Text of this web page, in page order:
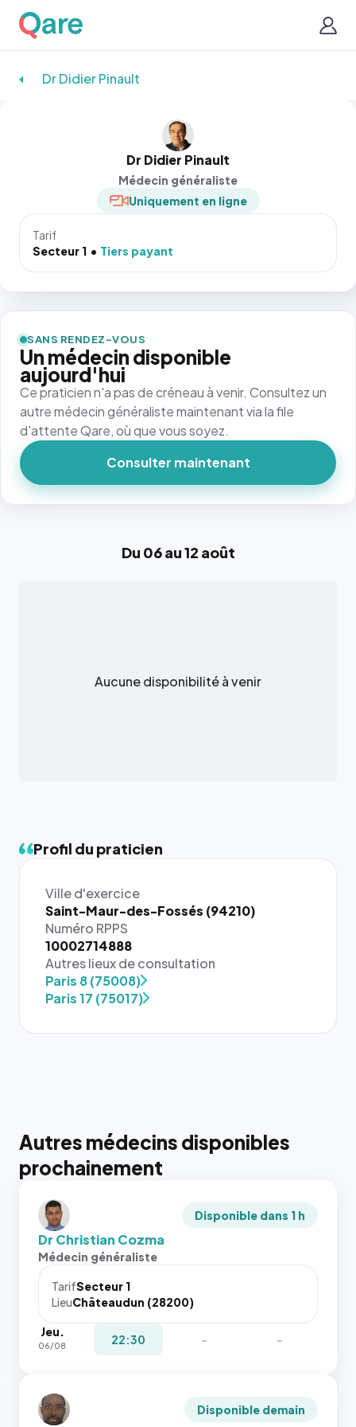
Dr Didier Pinault
Dr Didier Pinault
Médecin généraliste
Uniquement en ligne
Tarif
Secteur 1
Tiers payant
Du 06 au 12 août
Aucune disponibilité à venir
Profil du praticien
Ville d'exercice
Saint-Maur-des-Fossés (94210)
Numéro RPPS
10002714888
Autres lieux de consultation
Paris 8 (75008)
Paris 17 (75017)
SANS RENDEZ-VOUS
Un médecin disponible
aujourd'hui
Ce praticien n'a pas de créneau à venir. Consultez un
autre médecin généraliste maintenant via la file
d'attente Qare, où que vous soyez.
Consulter maintenant
Autres médecins disponibles
prochainement
Disponible dans 1 h
Dr Christian Cozma
Médecin généraliste
TarifSecteur 1
LieuChâteaudun (28200)
Jeu.
06/08 22:30 - -
Disponible demain